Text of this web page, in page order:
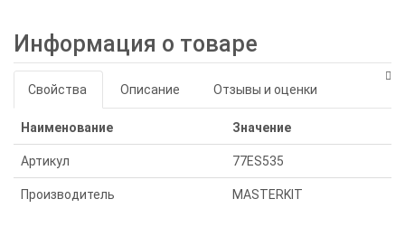
Информация о товаре
Свойства Описание Отзывы и оценки
Наименование Значение
Артикул 77ES535
Производитель MASTERKIT